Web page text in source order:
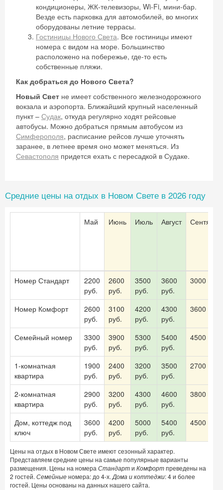
кондиционеры, ЖК-телевизоры, Wi-Fi, мини-бар.
Везде есть парковка для автомобилей, во многих
оборудованы летние террасы.
Гостиницы Нового Света. Все гостиницы имеют
номера с видом на море. Большинство
расположено на побережье, где-то есть
собственные пляжи.
Как добраться до Нового Света?
Новый Свет не имеет собственного железнодорожного
вокзала и аэропорта. Ближайший крупный населенный
пункт – Судак, откуда регулярно ходят рейсовые
автобусы. Можно добраться прямым автобусом из
Симферополя, расписание рейсов лучше уточнять
заранее, в летнее время оно может меняться. Из
Севастополя придется ехать с пересадкой в Судаке.
Средние цены на отдых в Новом Свете в 2026 году
Май Июнь Июль Август Сентябрь
Номер Стандарт
2200
руб.
2600
руб.
3500
руб.
3600
руб.
3000 руб.
Номер Комфорт
2600
руб.
3100
руб.
4200
руб.
4300
руб.
3600 руб.
Семейный номер
3300
руб.
3900
руб.
5300
руб.
5400
руб.
4500 руб.
1-комнатная
квартира
1900
руб.
2400
руб.
3200
руб.
3500
руб.
2700 руб.
2-комнатная
квартира
2900
руб.
3200
руб.
4300
руб.
4600
руб.
3800 руб.
Дом, коттедж под
ключ
3600
руб.
4200
руб.
5000
руб.
5400
руб.
4500 руб.
Цены на отдых в Новом Свете имеют сезонный характер.
Представляем средние цены на самые популярные варианты
размещения. Цены на номераСтандарти Комфортпреведены на
2 гостей.Семейныеномера: до 4-х.Дома и коттеджи: 4 и более
гостей. Цены основаны на данных нашего сайта.